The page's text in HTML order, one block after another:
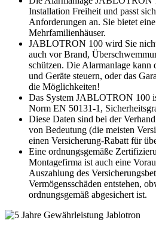
Installation Freiheit und passt
Anforderungen an. Sie bietet
Mehrfamilienhäuser.
JABLOTRON 100 wird Sie
auch vor Brand,
schützen. Die Alarmanlage
und Geräte steuern, oder das
die Möglichkeiten!
Das System JABLOTRON 100
Norm EN 50131-1,
Diese Daten sind bei der
von Bedeutung (die meisten
einen Versicherung-Rabatt für
Eine ordnungsgemäße
Montagefirma ist auch eine
Auszahlung des
Vermögensschäden entstehen,
ordnungsgemäß abgesichert ist.